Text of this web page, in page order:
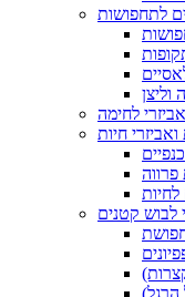
לתחפושות
וליצן
לחימה
חיות
כנפיים
פרווה
לחיות
לבוש קטנים
הרגל)